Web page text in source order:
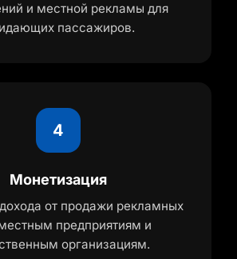
и местной рекламы для
пассажиров.
4
Монетизация
от продажи рекламных
предприятиям и
организациям.